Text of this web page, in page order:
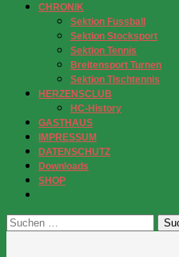
CHRONIK
Sektion Fussball
Sektion Stocksport
Sektion Tennis
Breitensport Turnen
Sektion Tischtennis
HERZENSCLUB
HC-History
GASTHAUS
IMPRESSUM
DATENSCHUTZ
Downloads
SHOP
Suchen
nach: